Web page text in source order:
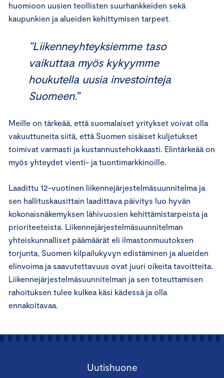
huomioon uusien teollisten suurhankkeiden sekä
kaupunkien ja alueiden kehittymisen tarpeet.
”Liikenneyhteyksiemme taso
vaikuttaa myös kykyymme
houkutella uusia investointeja
Suomeen.”
Meille on tärkeää, että suomalaiset yritykset voivat olla
vakuuttuneita siitä, että Suomen sisäiset kuljetukset
toimivat varmasti ja kustannustehokkaasti. Elintärkeää on
myös yhteydet vienti- ja tuontimarkkinoille.
Laadittu 12-vuotinen liikennejärjestelmäsuunnitelma ja
sen hallituskausittain laadittava päivitys luo hyvän
kokonaisnäkemyksen lähivuosien kehittämistarpeista ja
prioriteeteista. Liikennejärjestelmäsuunnitelman
yhteiskunnalliset päämäärät eli ilmastonmuutoksen
torjunta, Suomen kilpailukyvyn edistäminen ja alueiden
elinvoima ja saavutettavuus ovat juuri oikeita tavoitteita.
Liikennejärjestelmäsuunnitelman ja sen toteuttamisen
rahoituksen tulee kulkea käsi kädessä ja olla
ennakoitavaa.
Uutishuone